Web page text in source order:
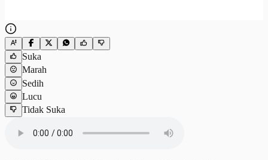
Suka
Marah
Sedih
Lucu
Tidak Suka